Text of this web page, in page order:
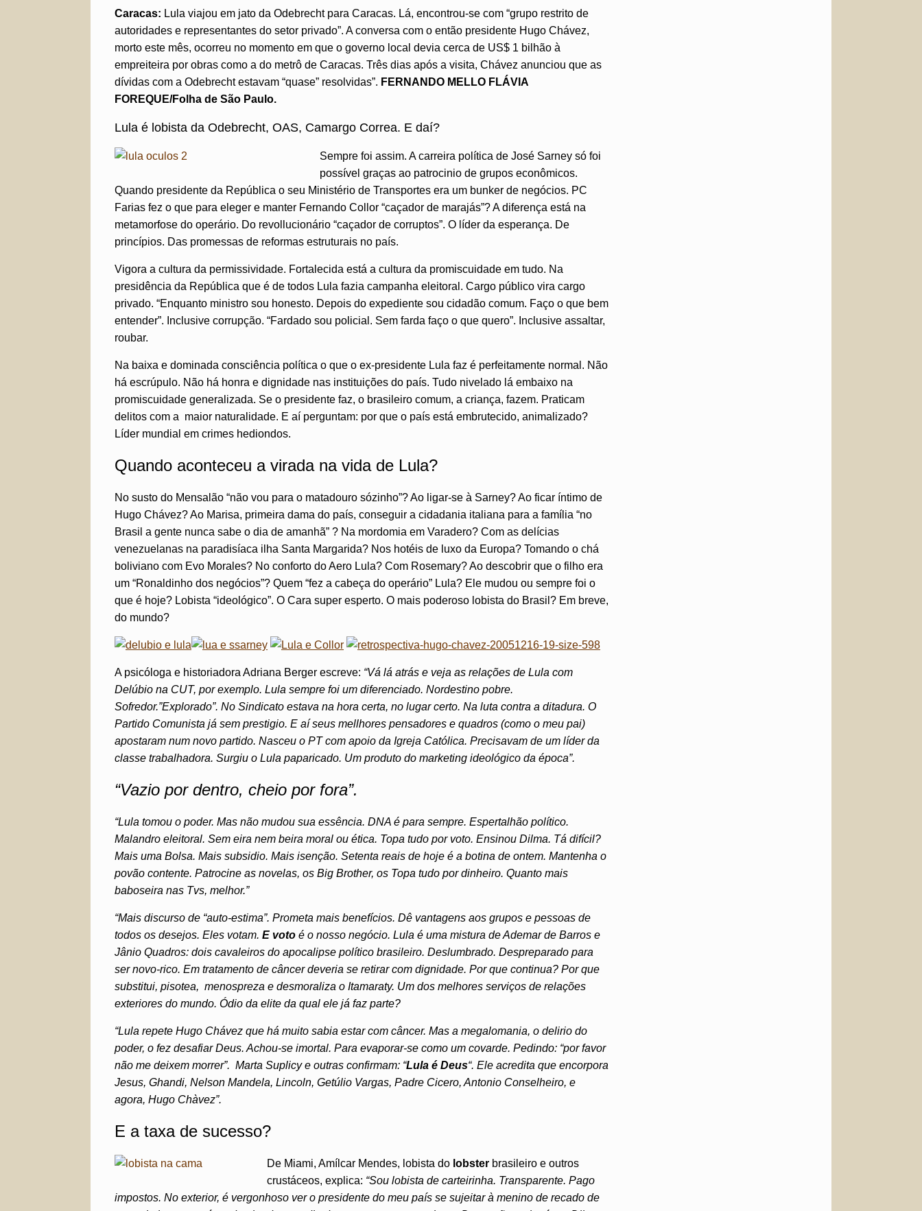
Caracas: Lula viajou em jato da Odebrecht para Caracas. Lá, encontrou-se com “grupo restrito de
autoridades e representantes do setor privado”. A conversa com o então presidente Hugo Chávez,
morto este mês, ocorreu no momento em que o governo local devia cerca de US$ 1 bilhão à
empreiteira por obras como a do metrô de Caracas. Três dias após a visita, Chávez anunciou que as
dívidas com a Odebrecht estavam “quase” resolvidas”. FERNANDO MELLO FLÁVIA
FOREQUE/Folha de São Paulo.
Lula é lobista da Odebrecht, OAS, Camargo Correa. E daí?
Sempre foi assim. A carreira política de José Sarney só foi
possível graças ao patrocinio de grupos econômicos.
Quando presidente da República o seu Ministério de Transportes era um bunker de negócios. PC
Farias fez o que para eleger e manter Fernando Collor “caçador de marajás”? A diferença está na
metamorfose do operário. Do revollucionário “caçador de corruptos”. O líder da esperança. De
princípios. Das promessas de reformas estruturais no país.
Vigora a cultura da permissividade. Fortalecida está a cultura da promiscuidade em tudo. Na
presidência da República que é de todos Lula fazia campanha eleitoral. Cargo público vira cargo
privado. “Enquanto ministro sou honesto. Depois do expediente sou cidadão comum. Faço o que bem
entender”. Inclusive corrupção. “Fardado sou policial. Sem farda faço o que quero”. Inclusive assaltar,
roubar.
Na baixa e dominada consciência política o que o ex-presidente Lula faz é perfeitamente normal. Não
há escrúpulo. Não há honra e dignidade nas instituições do país. Tudo nivelado lá embaixo na
promiscuidade generalizada. Se o presidente faz, o brasileiro comum, a criança, fazem. Praticam
delitos com a maior naturalidade. E aí perguntam: por que o país está embrutecido, animalizado?
Líder mundial em crimes hediondos.
Quando aconteceu a virada na vida de Lula?
No susto do Mensalão “não vou para o matadouro sózinho”? Ao ligar-se à Sarney? Ao ficar íntimo de
Hugo Chávez? Ao Marisa, primeira dama do país, conseguir a cidadania italiana para a família “no
Brasil a gente nunca sabe o dia de amanhã” ? Na mordomia em Varadero? Com as delícias
venezuelanas na paradisíaca ilha Santa Margarida? Nos hotéis de luxo da Europa? Tomando o chá
boliviano com Evo Morales? No conforto do Aero Lula? Com Rosemary? Ao descobrir que o filho era
um “Ronaldinho dos negócios”? Quem “fez a cabeça do operário” Lula? Ele mudou ou sempre foi o
que é hoje? Lobista “ideológico”. O Cara super esperto. O mais poderoso lobista do Brasil? Em breve,
do mundo?
A psicóloga e historiadora Adriana Berger escreve: “Vá lá atrás e veja as relações de Lula com
Delúbio na CUT, por exemplo. Lula sempre foi um diferenciado. Nordestino pobre.
Sofredor.”Explorado”. No Sindicato estava na hora certa, no lugar certo. Na luta contra a ditadura. O
Partido Comunista já sem prestigio. E aí seus mellhores pensadores e quadros (como o meu pai)
apostaram num novo partido. Nasceu o PT com apoio da Igreja Católica. Precisavam de um líder da
classe trabalhadora. Surgiu o Lula paparicado. Um produto do marketing ideológico da época”.
“Vazio por dentro, cheio por fora”.
“Lula tomou o poder. Mas não mudou sua essência. DNA é para sempre. Espertalhão político.
Malandro eleitoral. Sem eira nem beira moral ou ética. Topa tudo por voto. Ensinou Dilma. Tá difícil?
Mais uma Bolsa. Mais subsidio. Mais isenção. Setenta reais de hoje é a botina de ontem. Mantenha o
povão contente. Patrocine as novelas, os Big Brother, os Topa tudo por dinheiro. Quanto mais
baboseira nas Tvs, melhor.”
“Mais discurso de “auto-estima”. Prometa mais benefícios. Dê vantagens aos grupos e pessoas de
todos os desejos. Eles votam. E voto é o nosso negócio. Lula é uma mistura de Ademar de Barros e
Jânio Quadros: dois cavaleiros do apocalipse político brasileiro. Deslumbrado. Despreparado para
ser novo-rico. Em tratamento de câncer deveria se retirar com dignidade. Por que continua? Por que
substitui, pisotea, menospreza e desmoraliza o Itamaraty. Um dos melhores serviços de relações
exteriores do mundo. Ódio da elite da qual ele já faz parte?
“Lula repete Hugo Chávez que há muito sabia estar com câncer. Mas a megalomania, o delirio do
poder, o fez desafiar Deus. Achou-se imortal. Para evaporar-se como um covarde. Pedindo: “por favor
não me deixem morrer”. Marta Suplicy e outras confirmam: “Lula é Deus“. Ele acredita que encorpora
Jesus, Ghandi, Nelson Mandela, Lincoln, Getúlio Vargas, Padre Cicero, Antonio Conselheiro, e
agora, Hugo Chàvez”.
E a taxa de sucesso?
De Miami, Amílcar Mendes, lobista do lobster brasileiro e outros
crustáceos, explica: “Sou lobista de carteirinha. Transparente. Pago
impostos. No exterior, é vergonhoso ver o presidente do meu país se sujeitar à menino de recado de